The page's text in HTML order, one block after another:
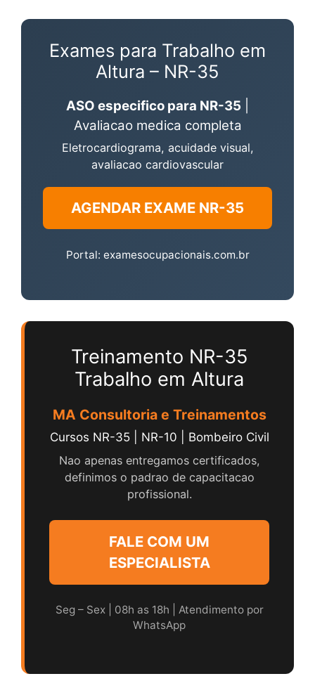
Exames para Trabalho em
Altura – NR-35
ASO especifico para NR-35
Avaliacao medica completa
Eletrocardiograma, acuidade visual,
avaliacao cardiovascular
AGENDAR EXAME NR-35
Portal: examesocupacionais.com.br
Treinamento NR-35
Trabalho em Altura
MA Consultoria e Treinamentos
Cursos NR-35 | NR-10 | Bombeiro Civil
Nao apenas entregamos certificados,
definimos o padrao de capacitacao
profissional.
FALE COM UM
ESPECIALISTA
Seg – Sex | 08h as 18h | Atendimento por
WhatsApp